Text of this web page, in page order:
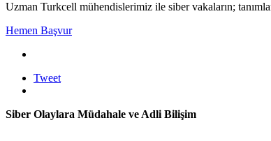
Uzman Turkcell mühendislerimiz ile siber vakaların;
Hemen Başvur
Tweet
Siber Olaylara Müdahale ve Adli Bilişim